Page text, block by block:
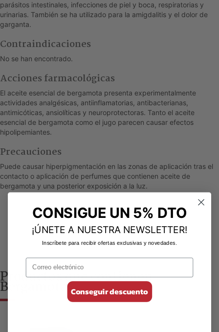
parásitos intestinales, infecciones de piel y boca, respiratorias y
urinarias. También se ha utilizado para la amigdalitis y el dolor de
garganta.
Contraindicaciones
No se han encontrado.
Acciones farmacológicas
El aceite esencial de bergamota presenta experimentalmente
actividades analgésicas, antiinflamatorias, antibacterianas,
antimicóticas, ansiolíticas y neuroprotectoras. Tanto el aceite
esencial de bergamota como el jugo parecen causar efectos
hipolipemiantes.
Precauciones
Puede causar hiperpigmentación en las zonas de aplicación tras el
contacto o aplicación de perfumes que contienen aceite de
bergamota y una posterior exposición a la luz.
Productos que contienen
Bergamota
CONSIGUE UN 5% DTO
¡ÚNETE A NUESTRA NEWSLETTER!
Inscríbete para recibir ofertas exclusivas y novedades.
Conseguir descuento